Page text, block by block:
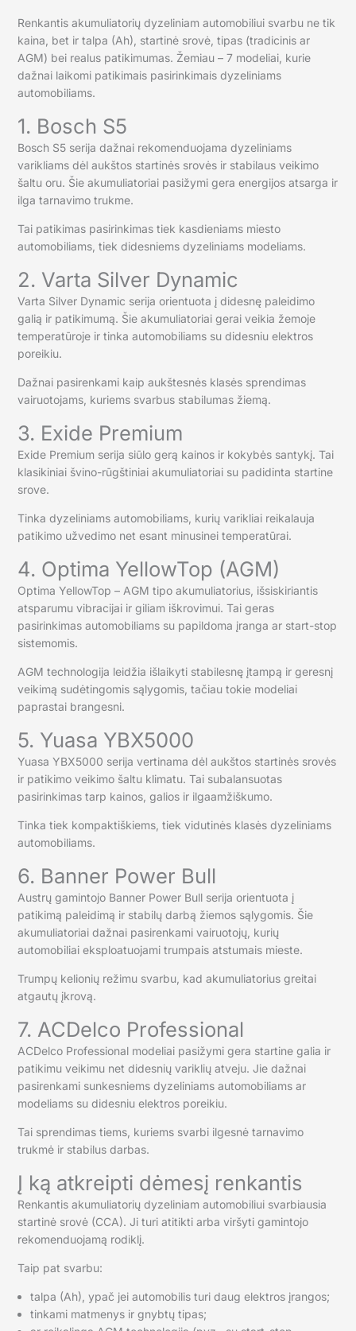
Renkantis akumuliatorių dyzeliniam automobiliui svarbu ne tik
kaina, bet ir talpa (Ah), startinė srovė, tipas (tradicinis ar
AGM) bei realus patikimumas. Žemiau – 7 modeliai, kurie
dažnai laikomi patikimais pasirinkimais dyzeliniams
automobiliams.
1. Bosch S5
Bosch S5 serija dažnai rekomenduojama dyzeliniams
varikliams dėl aukštos startinės srovės ir stabilaus veikimo
šaltu oru. Šie akumuliatoriai pasižymi gera energijos atsarga ir
ilga tarnavimo trukme.
Tai patikimas pasirinkimas tiek kasdieniams miesto
automobiliams, tiek didesniems dyzeliniams modeliams.
2. Varta Silver Dynamic
Varta Silver Dynamic serija orientuota į didesnę paleidimo
galią ir patikimumą. Šie akumuliatoriai gerai veikia žemoje
temperatūroje ir tinka automobiliams su didesniu elektros
poreikiu.
Dažnai pasirenkami kaip aukštesnės klasės sprendimas
vairuotojams, kuriems svarbus stabilumas žiemą.
3. Exide Premium
Exide Premium serija siūlo gerą kainos ir kokybės santykį. Tai
klasikiniai švino-rūgštiniai akumuliatoriai su padidinta startine
srove.
Tinka dyzeliniams automobiliams, kurių varikliai reikalauja
patikimo užvedimo net esant minusinei temperatūrai.
4. Optima YellowTop (AGM)
Optima YellowTop – AGM tipo akumuliatorius, išsiskiriantis
atsparumu vibracijai ir giliam iškrovimui. Tai geras
pasirinkimas automobiliams su papildoma įranga ar start-stop
sistemomis.
AGM technologija leidžia išlaikyti stabilesnę įtampą ir geresnį
veikimą sudėtingomis sąlygomis, tačiau tokie modeliai
paprastai brangesni.
5. Yuasa YBX5000
Yuasa YBX5000 serija vertinama dėl aukštos startinės srovės
ir patikimo veikimo šaltu klimatu. Tai subalansuotas
pasirinkimas tarp kainos, galios ir ilgaamžiškumo.
Tinka tiek kompaktiškiems, tiek vidutinės klasės dyzeliniams
automobiliams.
6. Banner Power Bull
Austrų gamintojo Banner Power Bull serija orientuota į
patikimą paleidimą ir stabilų darbą žiemos sąlygomis. Šie
akumuliatoriai dažnai pasirenkami vairuotojų, kurių
automobiliai eksploatuojami trumpais atstumais mieste.
Trumpų kelionių režimu svarbu, kad akumuliatorius greitai
atgautų įkrovą.
7. ACDelco Professional
ACDelco Professional modeliai pasižymi gera startine galia ir
patikimu veikimu net didesnių variklių atveju. Jie dažnai
pasirenkami sunkesniems dyzeliniams automobiliams ar
modeliams su didesniu elektros poreikiu.
Tai sprendimas tiems, kuriems svarbi ilgesnė tarnavimo
trukmė ir stabilus darbas.
Į ką atkreipti dėmesį renkantis
Renkantis akumuliatorių dyzeliniam automobiliui svarbiausia
startinė srovė (CCA). Ji turi atitikti arba viršyti gamintojo
rekomenduojamą rodiklį.
Taip pat svarbu:
talpa (Ah), ypač jei automobilis turi daug elektros įrangos;
tinkami matmenys ir gnybtų tipas;